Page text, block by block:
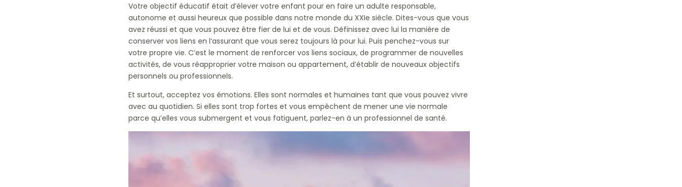
Votre objectif éducatif était d’élever votre enfant pour en faire un adulte responsable,
autonome et aussi heureux que possible dans notre monde du XXIe siècle. Dites-vous que vous
avez réussi et que vous pouvez être fier de lui et de vous. Définissez avec lui la manière de
conserver vos liens en l’assurant que vous serez toujours là pour lui. Puis penchez-vous sur
votre propre vie. C’est le moment de renforcer vos liens sociaux, de programmer de nouvelles
activités, de vous réapproprier votre maison ou appartement, d’établir de nouveaux objectifs
personnels ou professionnels.
Et surtout, acceptez vos émotions. Elles sont normales et humaines tant que vous pouvez vivre
avec au quotidien. Si elles sont trop fortes et vous empêchent de mener une vie normale
parce qu’elles vous submergent et vous fatiguent, parlez-en à un professionnel de santé.